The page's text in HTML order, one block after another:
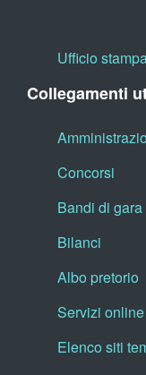
Ufficio
Collegamenti
Concorsi
Bandi di gara
Bilanci
Albo pretorio
Servizi online
Elenco siti